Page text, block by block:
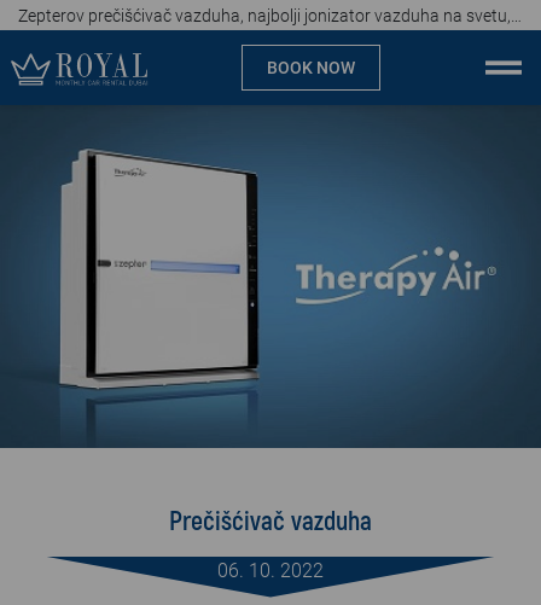
BOOK NOW
Company
Specialties
Car rental
FAQ
Prečišćivač vazduha
06. 10. 2022